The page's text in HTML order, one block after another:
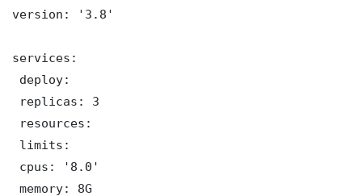
version: '3.8'
services:
deploy:
replicas: 3
resources:
limits:
cpus: '8.0'
memory: 8G